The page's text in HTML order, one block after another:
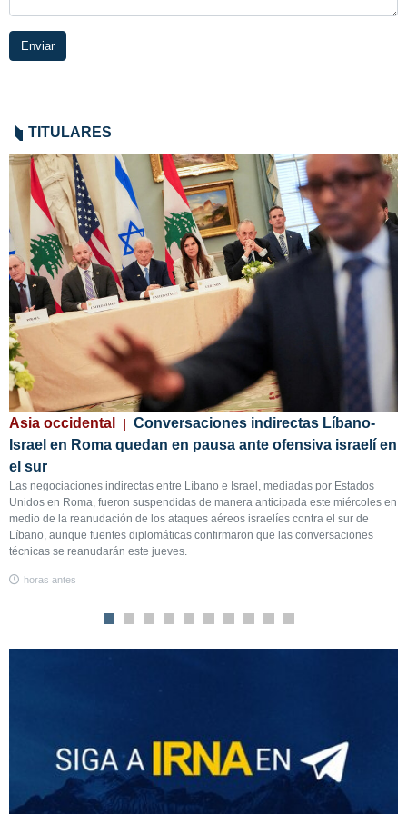
Enviar
TITULARES
Asia occidental
Conversaciones indirectas Líbano-
Israel en Roma quedan en pausa ante ofensiva israelí en
el sur
Las negociaciones indirectas entre Líbano e Israel, mediadas por Estados
Unidos en Roma, fueron suspendidas de manera anticipada este miércoles en
medio de la reanudación de los ataques aéreos israelíes contra el sur de
Líbano, aunque fuentes diplomáticas confirmaron que las conversaciones
técnicas se reanudarán este jueves.
horas antes